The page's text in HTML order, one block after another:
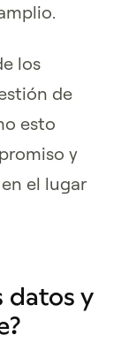
los
de
esto
y
el lugar
datos y